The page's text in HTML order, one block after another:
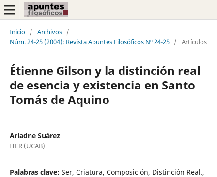
Inicio / Archivos /
Núm. 24-25 (2004): Revista Apuntes Filosóficos Nº 24-25 / Artículos
Étienne Gilson y la distinción real
de esencia y existencia en Santo
Tomás de Aquino
Ariadne Suárez
ITER (UCAB)
Palabras clave: Ser, Criatura, Composición, Distinción Real.,